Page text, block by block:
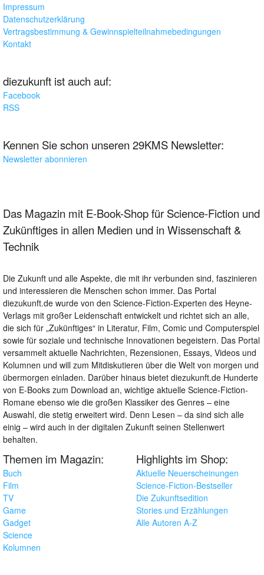
Impressum
Datenschutzerklärung
Vertragsbestimmung & Gewinnspielteilnahmebedingungen
Kontakt
diezukunft ist auch auf:
Facebook
RSS
Kennen Sie schon unseren 29KMS Newsletter:
Newsletter abonnieren
Das Magazin mit E-Book-Shop für Science-Fiction und
Zukünftiges in allen Medien und in Wissenschaft &
Technik
Die Zukunft und alle Aspekte, die mit ihr verbunden sind, faszinieren
und interessieren die Menschen schon immer. Das Portal
diezukunft.de wurde von den Science-Fiction-Experten des Heyne-
Verlags mit großer Leidenschaft entwickelt und richtet sich an alle,
die sich für „Zukünftiges“ in Literatur, Film, Comic und Computerspiel
sowie für soziale und technische Innovationen begeistern. Das Portal
versammelt aktuelle Nachrichten, Rezensionen, Essays, Videos und
Kolumnen und will zum Mitdiskutieren über die Welt von morgen und
übermorgen einladen. Darüber hinaus bietet diezukunft.de Hunderte
von E-Books zum Download an, wichtige aktuelle Science-Fiction-
Romane ebenso wie die großen Klassiker des Genres – eine
Auswahl, die stetig erweitert wird. Denn Lesen – da sind sich alle
einig – wird auch in der digitalen Zukunft seinen Stellenwert
behalten.
Themen im Magazin:
Buch
Film
TV
Game
Gadget
Science
Kolumnen
Highlights im Shop:
Aktuelle Neuerscheinungen
Science-Fiction-Bestseller
Die Zukunftsedition
Stories und Erzählungen
Alle Autoren A-Z